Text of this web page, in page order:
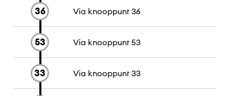
boerderijwinkel liggen heerlijke
kaasjes...
36 Via knooppunt 36
53 Via knooppunt 53
33 Via knooppunt 33